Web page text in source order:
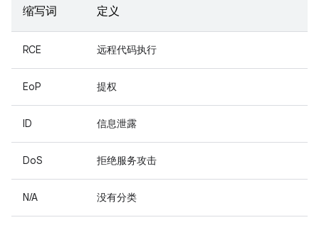
缩写词 定义
RCE 远程代码执行
EoP 提权
ID 信息泄露
DoS 拒绝服务攻击
N/A 没有分类